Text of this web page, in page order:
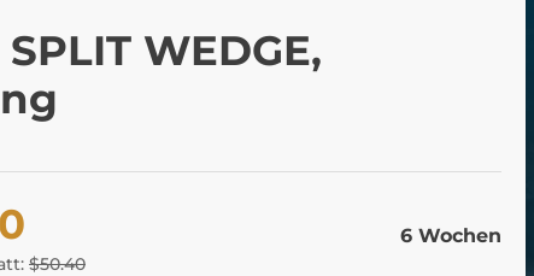
SPLIT WEDGE,
$50.40
6 Wochen